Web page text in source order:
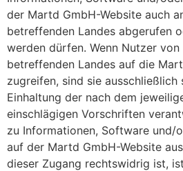
der Martd GmbH-Website auch
betreffenden Landes abgerufen
werden dürfen. Wenn Nutzer
betreffenden Landes auf die
zugreifen, sind sie
Einhaltung der nach dem
einschlägigen Vorschriften
zu Informationen, Software und/
auf der Martd GmbH-Website
dieser Zugang rechtswidrig ist,